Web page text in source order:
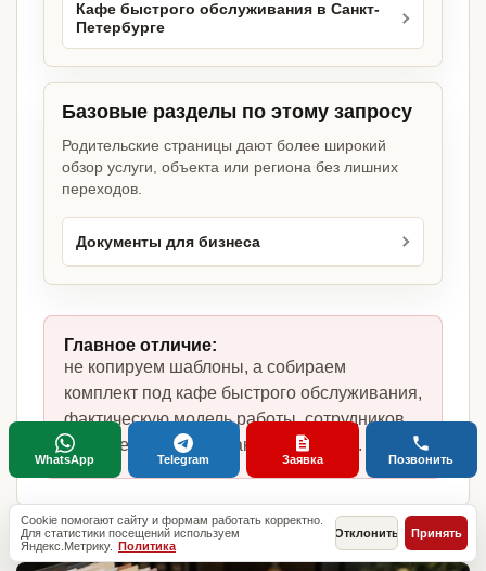
Кафе быстрого обслуживания в Санкт-
Петербурге
Базовые разделы по этому запросу
Родительские страницы дают более широкий
обзор услуги, объекта или региона без лишних
переходов.
Документы для бизнеса
Главное отличие:
не копируем шаблоны, а собираем
комплект под кафе быстрого обслуживания,
фактическую модель работы, сотрудников,
помещение и требования по России.
Cookie помогают сайту и формам работать корректно.
Для статистики посещений используем
Яндекс.Метрику. Политика
Отклонить Принять
WhatsApp Telegram Заявка Позвонить